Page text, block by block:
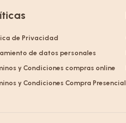
de Privacidad
de datos personales
y Condiciones compras online
y Condiciones Compra Presencial